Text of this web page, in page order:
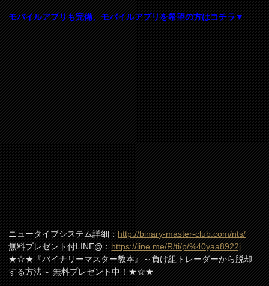
モバイルアプリも完備、モバイルアプリを希望の方はコチラ▼
ニュータイプシステム詳細：http://binary-master-club.com/nts/
無料プレゼント付LINE@：https://line.me/R/ti/p/%40yaa8922j
★☆★『バイナリーマスター教本』～負け組トレーダーから脱却
する方法～ 無料プレゼント中！★☆★